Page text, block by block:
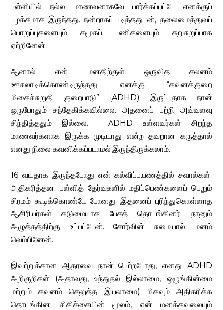
பள்ளியில் நல்ல மாணவனாகவே பார்க்கப்பட்டே எனக்குப்
பழக்கமாக இருந்தது. நன்றாகப் படித்ததுடன், தலைமைத்துவப்
பொறுப்புகளையும் சமூகப் பணிகளையும் சுறுசுறுப்பாக
ஏற்றினேன்.
ஆனால் என் மனதிற்குள் ஒருவித சலனம்
ஊசலாடிக்கொண்டிருந்தது. எனக்கு “கவனக்குறை
மிகைச்சுறுதி குறைபாடு” (ADHD) இருப்பதாக நான்
ஒருபோதும் சந்தேகிக்கவில்லை. அதனைப் பற்றி அவ்வளவு
சிந்தித்ததும் இல்லை. ADHD உள்ளவர்கள் சிறந்த
மாணவர்களாக இருக்க முடியாது என்ற தவறான கருத்தால்
எனது நிலை கவனிக்கப்படாமல் இருந்திருக்கலாம்.
16 வயதாக இருந்தபோது என் கல்விப்பயணத்தில் சவால்கள்
அதிகரித்தன. பள்ளித் தேர்வுகளில் மதிப்பெண்களைப் பெறும்
சிரமம் கூடிக்கொண்டே போனது. இதனைப் புரிந்துகொள்ளாத
ஆசிரியர்கள் கடுமையாக பேசத் தொடங்கினர். நானும்
அழுத்தத்திற்கு உட்பட்டேன். சோர்வின் சுமையால் மனம்
வெம்பினேன்.
இவற்றுக்கான ஆதரவை நான் பெற்றபோது, ​​எனது ADHD
அறிகுறிகள் (அதாவது, உந்துதல் இல்லாமை, ஒழுங்கின்மை
மற்றும் கவனம் செலுத்த இயலாமை) மிகவும் அதிகரிக்க
தொடங்கின. சிகிச்சையின் மூலம், என் மனக்கவலையும்